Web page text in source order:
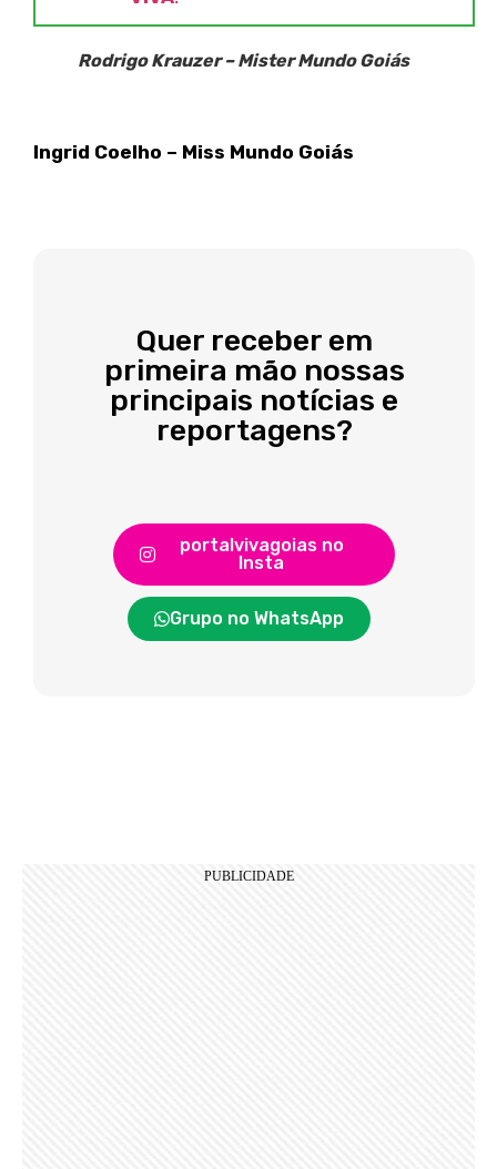
Rodrigo Krauzer – Mister Mundo Goiás
Ingrid Coelho – Miss Mundo Goiás
Quer receber em
primeira mão nossas
principais notícias e
reportagens?
portalvivagoias no
Insta
Grupo no WhatsApp